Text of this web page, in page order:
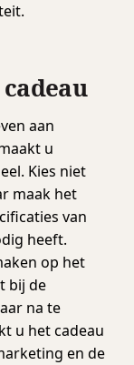
aan
u
Kies niet
maak het
van
heeft.
op het
bij de
na te
u het cadeau
en de